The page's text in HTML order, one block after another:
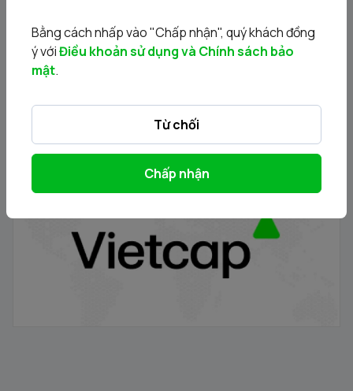
Thông báo phát hành chứng quyền có bảo đảm - Đợt
phát hành 24.11.2025
Bằng cách nhấp vào "Chấp nhận", quý khách đồng
ý vớiĐiều khoản sử dụng và Chính sách bảo
mật.
Từ chối
Chấp nhận